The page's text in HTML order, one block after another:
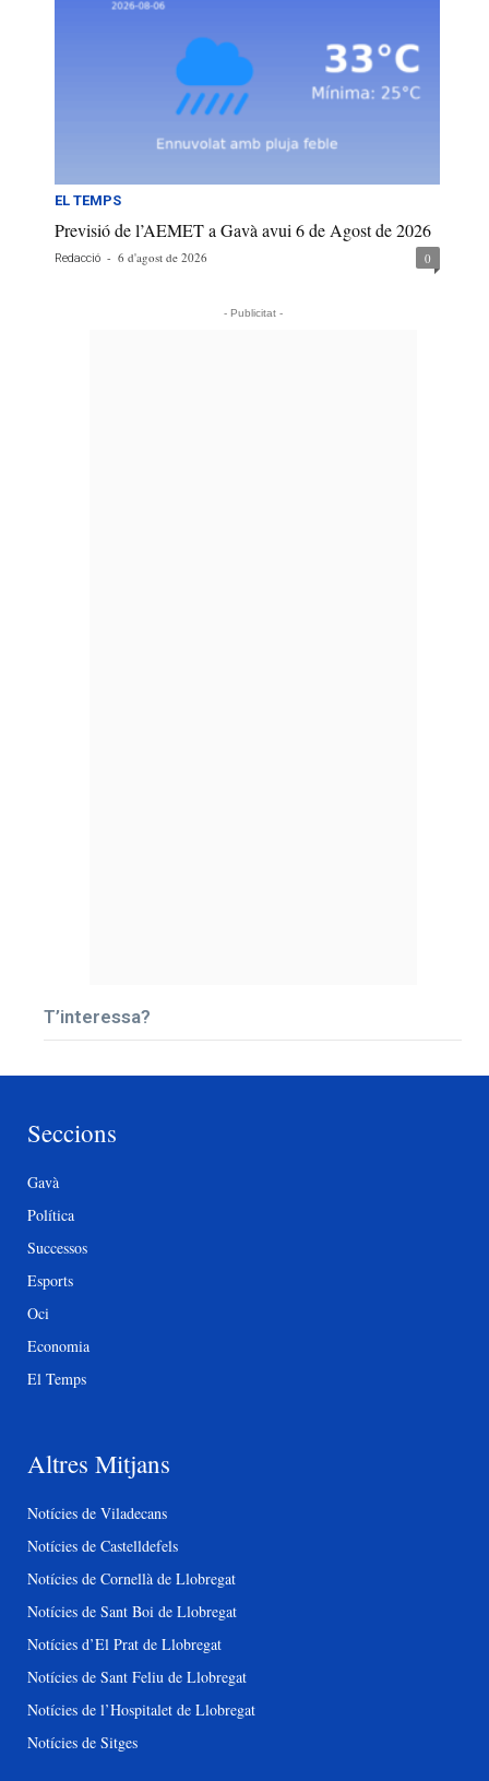
EL TEMPS
Previsió de l’AEMET a Gavà avui 6 de Agost de 2026
Redacció - 6 d'agost de 2026 0
- Publicitat -
T’interessa?
Seccions
Gavà
Política
Successos
Esports
Oci
Economia
El Temps
Altres Mitjans
Notícies de Viladecans
Notícies de Castelldefels
Notícies de Cornellà de Llobregat
Notícies de Sant Boi de Llobregat
Notícies d’El Prat de Llobregat
Notícies de Sant Feliu de Llobregat
Notícies de l’Hospitalet de Llobregat
Notícies de Sitges